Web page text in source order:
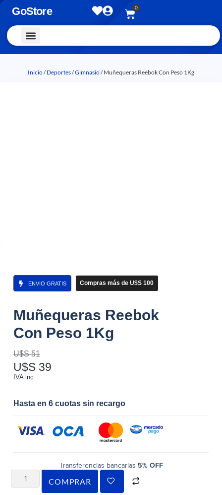
GoStore 0
Inicio/Deportes/Gimnasio/ Muñequeras Reebok Con Peso 1Kg
ENVIO GRATIS Compras más de U$S 100
Muñequeras Reebok
Con Peso 1Kg
U$S51
U$S 39
IVA inc
Hasta en 6 cuotas sin recargo
Transferencias bancarias 5% OFF
COMPRAR